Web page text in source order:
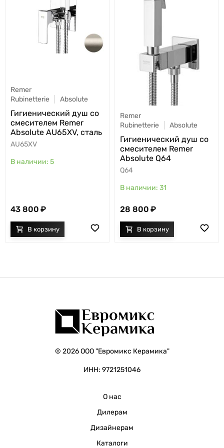
Remer
Rubinetterie
Absolute
Гигиенический душ со
смесителем Remer
Absolute AU65XV, сталь
AU65XV
5
43 800
Remer
Rubinetterie
Absolute
Гигиенический душ со
смесителем Remer
Absolute Q64
Q64
31
28 800
© 2026 ООО "Евромикс Керамика"
ИНН: 9721251046
О нас
Дилерам
Дизайнерам
Каталоги